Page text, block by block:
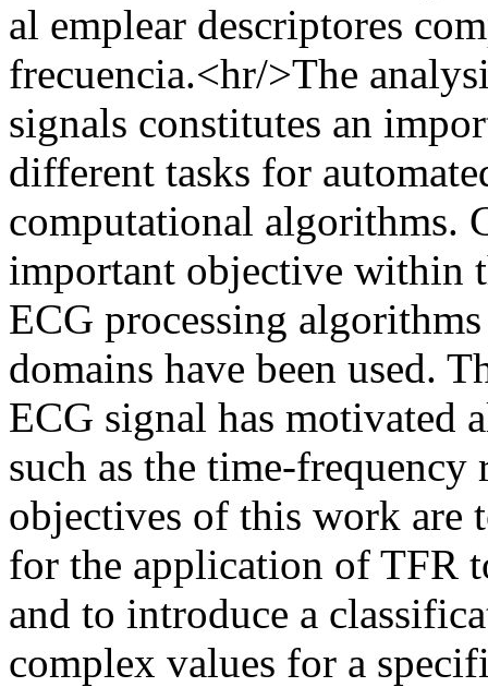
al emplear descriptores
frecuencia.<hr/>The
signals constitutes an
different tasks for
computational algorithms.
important objective within
ECG processing
domains have been used.
ECG signal has motivated
such as the time-
objectives of this work are
for the application of TFR
and to introduce a
complex values for a